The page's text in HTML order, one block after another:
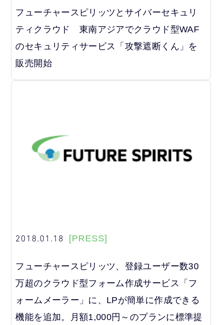
フューチャースピリッツとサイバーセキュリ
ティクラウド 東南アジアでクラウド型WAF
のセキュリティサービス「攻撃遮断くん」を
販売開始
2018.01.18 [PRESS]
フューチャースピリッツ、登録ユーザー数30
万超のクラウド型フォーム作成サービス「フ
ォームメーラー」に、LPが簡単に作成できる
機能を追加。月額1,000円～のプランに標準提